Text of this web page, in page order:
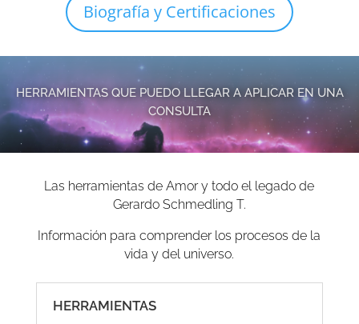
Biografía y Certificaciones
HERRAMIENTAS QUE PUEDO LLEGAR A APLICAR EN UNA
CONSULTA
Las herramientas de Amor y todo el legado de
Gerardo Schmedling T.
Información para comprender los procesos de la
vida y del universo.
HERRAMIENTAS